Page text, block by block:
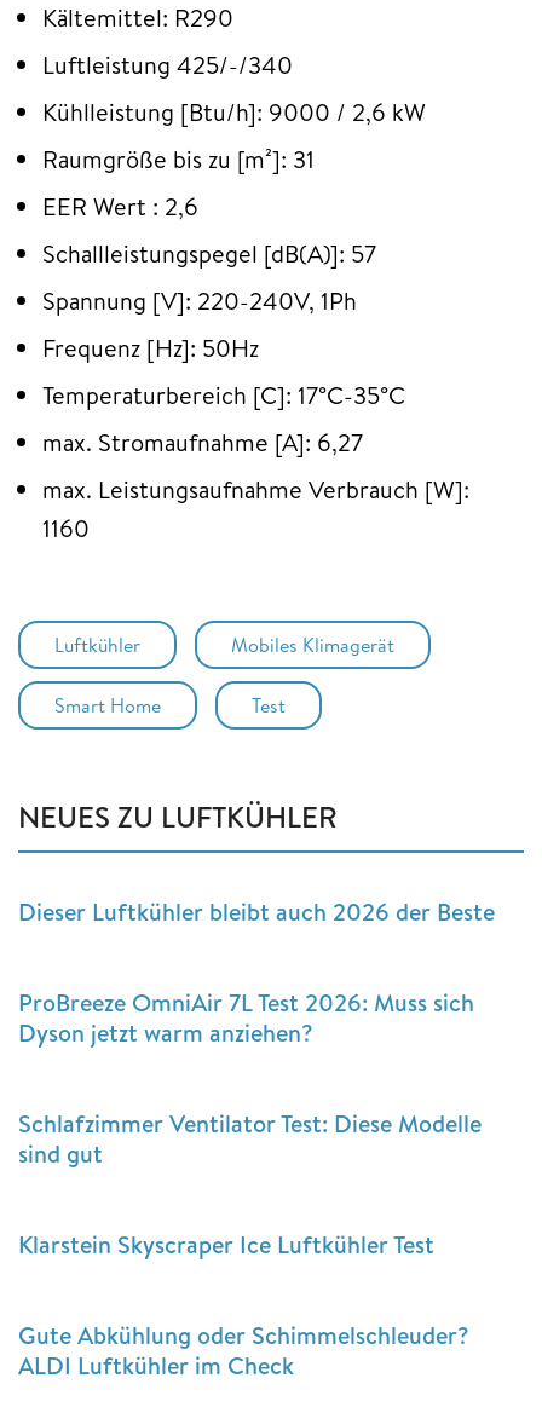
Kältemittel: R290
Luftleistung 425/-/340
Kühlleistung [Btu/h]: 9000 / 2,6 kW
Raumgröße bis zu [m²]: 31
EER Wert : 2,6
Schallleistungspegel [dB(A)]: 57
Spannung [V]: 220-240V, 1Ph
Frequenz [Hz]: 50Hz
Temperaturbereich [C]: 17°C-35°C
max. Stromaufnahme [A]: 6,27
max. Leistungsaufnahme Verbrauch [W]:
1160
Luftkühler Mobiles Klimagerät
Smart Home Test
NEUES ZU LUFTKÜHLER
Dieser Luftkühler bleibt auch 2026 der Beste
ProBreeze OmniAir 7L Test 2026: Muss sich
Dyson jetzt warm anziehen?
Schlafzimmer Ventilator Test: Diese Modelle
sind gut
Klarstein Skyscraper Ice Luftkühler Test
Gute Abkühlung oder Schimmelschleuder?
ALDI Luftkühler im Check